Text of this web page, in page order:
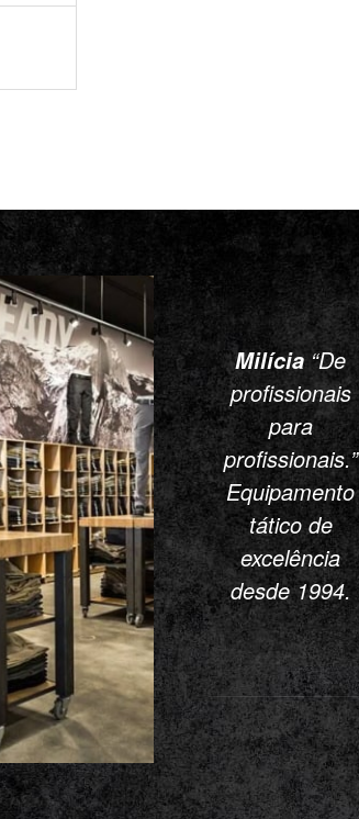
Milícia“De
profissionais
para
profissionais.”
Equipamento
tático de
excelência
desde 1994.